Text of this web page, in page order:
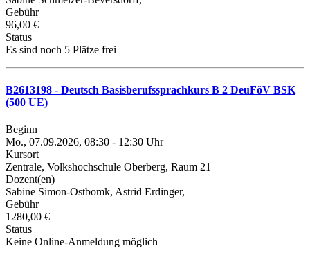
Gebühr
96,00 €
Status
Es sind noch 5 Plätze frei
B2613198 - Deutsch Basisberufssprachkurs B 2 DeuFöV BSK
(500 UE)
Beginn
Mo., 07.09.2026, 08:30 - 12:30 Uhr
Kursort
Zentrale, Volkshochschule Oberberg, Raum 21
Dozent(en)
Sabine Simon-Ostbomk, Astrid Erdinger,
Gebühr
1280,00 €
Status
Keine Online-Anmeldung möglich